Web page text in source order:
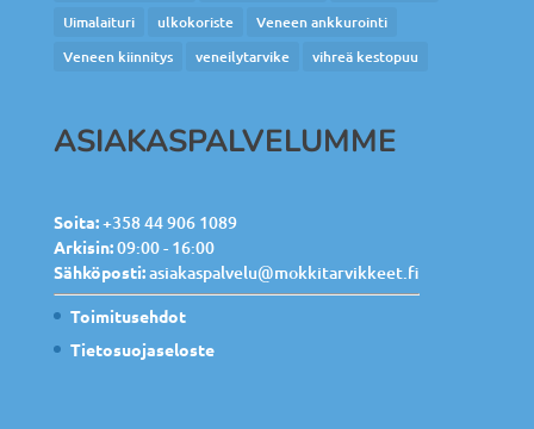
Uimalaituri
ulkokoriste
Veneen ankkurointi
Veneen kiinnitys
veneilytarvike vihreä kestopuu
ASIAKASPALVELUMME
Soita:+358 44 906 1089
Arkisin:09:00 - 16:00
Sähköposti:asiakaspalvelu@mokkitarvikkeet.fi
Toimitusehdot
Tietosuojaseloste